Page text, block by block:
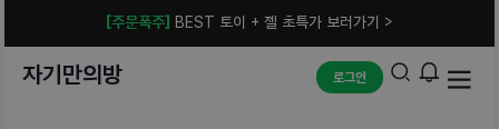
[주문폭주] BEST 토이 + 젤 초특가 보러가기 >
자기만의방 로그인